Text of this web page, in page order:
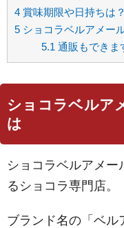
4 賞味期限や日持ちは？
5 ショコラベルアメー
5.1 通販もできま
ショコラベルア
は
ショコラベルアメー
るショコラ専門店。
ブランド名の「ベル